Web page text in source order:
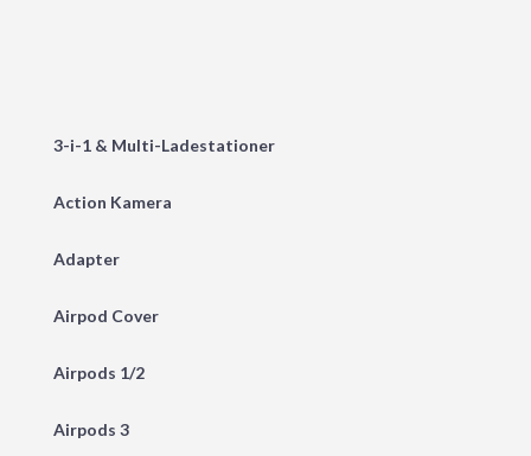
3-i-1 & Multi-Ladestationer
Action Kamera
Adapter
Airpod Cover
Airpods 1/2
Airpods 3